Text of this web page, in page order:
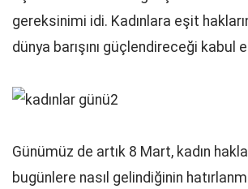
gereksinimi idi. Kadınlara eşit
dünya barışını güçlendireceği kabul
Günümüz de artık 8 Mart, kadın
bugünlere nasıl gelindiğinin